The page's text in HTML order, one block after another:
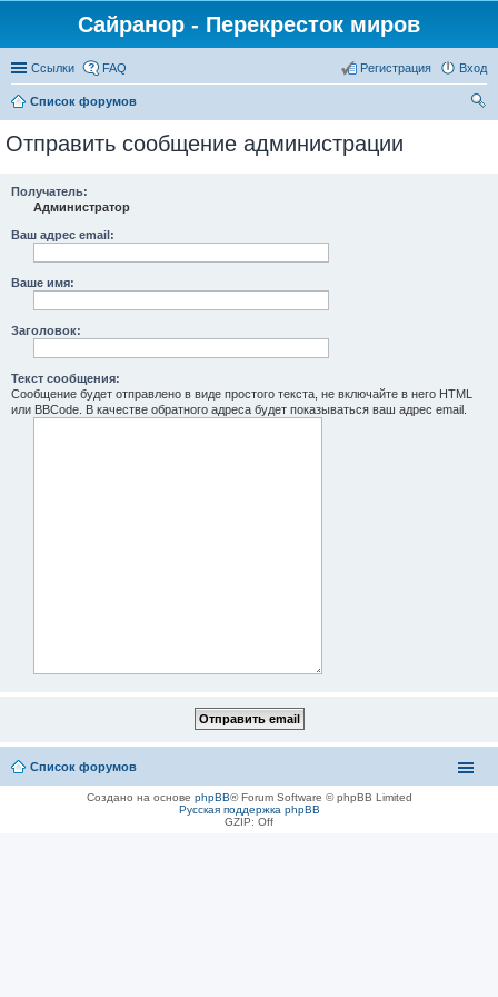
Сайранор - Перекресток миров
Ссылки FAQ Вход
Регистрация
Список форумов
Отправить сообщение администрации
Получатель:
Администратор
Ваш адрес email:
Ваше имя:
Заголовок:
Текст сообщения:
Сообщение будет отправлено в виде простого текста, не включайте в него HTML
или BBCode. В качестве обратного адреса будет показываться ваш адрес email.
Список форумов
Создано на основе phpBB® Forum Software © phpBB Limited
Русская поддержка phpBB
GZIP: Off